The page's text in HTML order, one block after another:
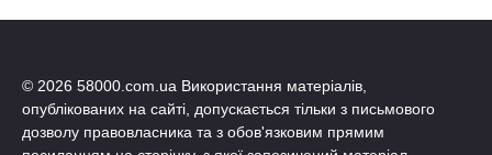
© 2026 58000.com.ua Використання матеріалів,
опублікованих на сайті, допускається тільки з письмового
дозволу правовласника та з обов'язковим прямим